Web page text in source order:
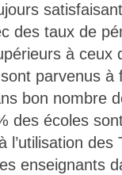
des taux de
à ceux
parvenus à
bon nombre
des écoles
l’utilisation des
enseignants